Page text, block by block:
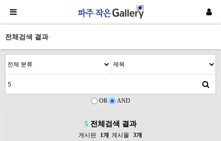
전체검색 결과
OR AND
5 전체검색 결과
게시판 1개 게시물 3개